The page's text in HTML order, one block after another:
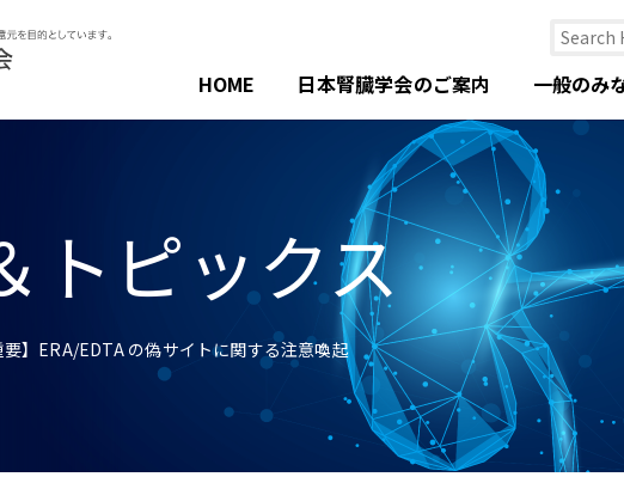
HOME 日本腎臓学会のご案内 一般のみ
トピックス
要】ERA/EDTA の偽サイトに関する注意喚起